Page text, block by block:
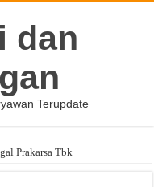
dan
Terupdate
Prakarsa Tbk